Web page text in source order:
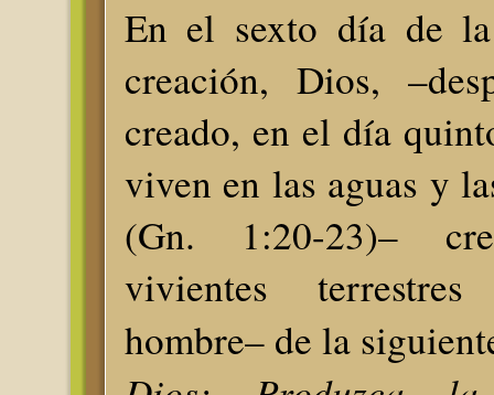
En el sexto día de
creación, Dios,
creado, en el día
viven en las aguas y
(Gn. 1:20-23)–
vivientes
hombre– de la